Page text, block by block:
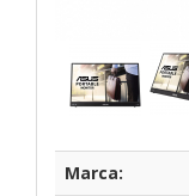
Marca: